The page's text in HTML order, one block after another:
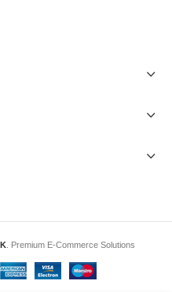
. Premium E-Commerce Solutions